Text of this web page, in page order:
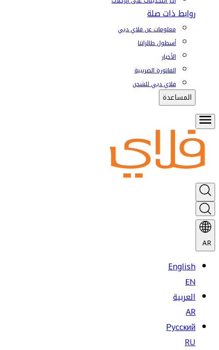
روابط ذات صلة
معلومات عن فلاي دبي
أسطول طائراتنا
الأخبار
الفاتورة الضريبية
فلاي دبي للشحن
المساعدة
AR
English
EN
العربية
AR
Русский
RU